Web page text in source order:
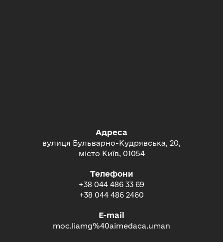
Адреса
вулиця Бульварно-Кудрявська, 20,
місто Київ, 01054
Телефони
+38 044 486 33 69
+38 044 486 2460
E-mail
moc.liamg%40aimedaca.uman